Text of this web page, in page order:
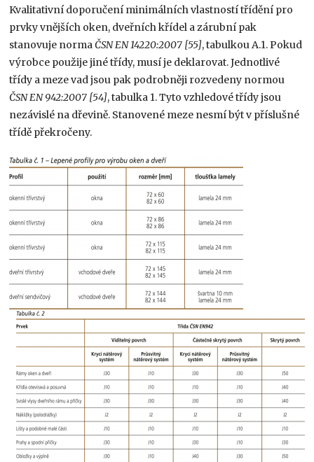
Kvalitativní doporučení minimálních vlastností třídění pro
prvky vnějších oken, dveřních křídel a zárubní pak
stanovuje normaČSN EN 14220:2007 [55], tabulkou A.1. Pokud
výrobce použije jiné třídy, musí je deklarovat. Jednotlivé
třídy a meze vad jsou pak podrobněji rozvedeny normou
ČSN EN 942:2007 [54], tabulka 1. Tyto vzhledové třídy jsou
nezávislé na dřevině. Stanovené meze nesmí být v příslušné
třídě překročeny.